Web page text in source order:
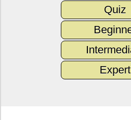
Quiz
Expert